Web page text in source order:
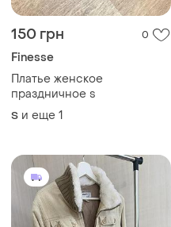
150 грн 0
Finesse
Платье женское
праздничное s
S и еще 1